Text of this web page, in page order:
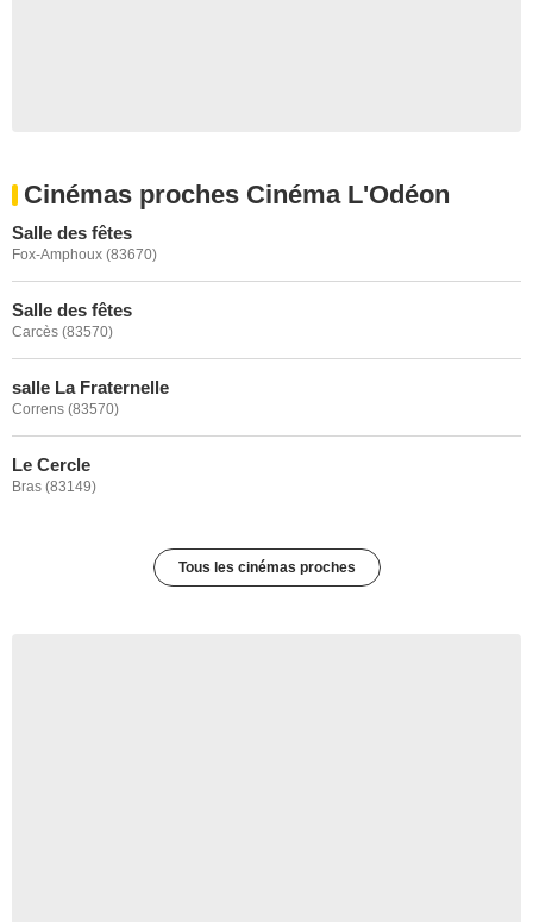
Cinémas proches Cinéma L'Odéon
Salle des fêtes
Fox-Amphoux (83670)
Salle des fêtes
Carcès (83570)
salle La Fraternelle
Correns (83570)
Le Cercle
Bras (83149)
Tous les cinémas proches